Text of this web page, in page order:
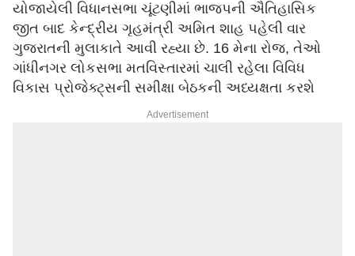
યોજાયેલી વિધાનસભા ચૂંટણીમાં ભાજપની ઐતિહાસિક
જીત બાદ કેન્દ્રીય ગૃહમંત્રી અમિત શાહ પહેલી વાર
ગુજરાતની મુલાકાતે આવી રહ્યા છે. 16 મેના રોજ, તેઓ
ગાંધીનગર લોકસભા મતવિસ્તારમાં ચાલી રહેલા વિવિધ
વિકાસ પ્રોજેક્ટ્સની સમીક્ષા બેઠકની અધ્યક્ષતા કરશે
Advertisement